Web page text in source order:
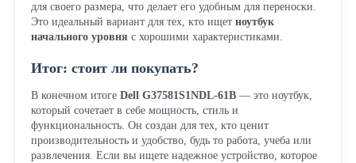
для своего размера, что делает его удобным для переноски.
Это идеальный вариант для тех, кто ищет ноутбук
начального уровня с хорошими характеристиками.
Итог: стоит ли покупать?
В конечном итоге Dell G37581S1NDL-61B— это ноутбук,
который сочетает в себе мощность, стиль и
функциональность. Он создан для тех, кто ценит
производительность и удобство, будь то работа, учеба или
развлечения. Если вы ищете надежное устройство, которое